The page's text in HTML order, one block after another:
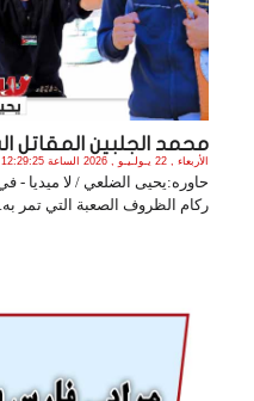
محمد الجلبين المقاتل
الأربعاء , 22 يـولـيـو , 2026 الساعة 12:29:25 AM
حاوره:يحيى الضلعي / لا ميديا -
ركام الظروف الصعبة التي تمر